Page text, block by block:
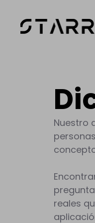
Nuestro
reales